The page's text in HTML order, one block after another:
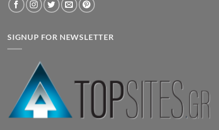
SIGNUP FOR NEWSLETTER